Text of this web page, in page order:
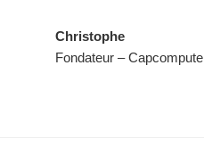
Christophe
Fondateur – Capcompute